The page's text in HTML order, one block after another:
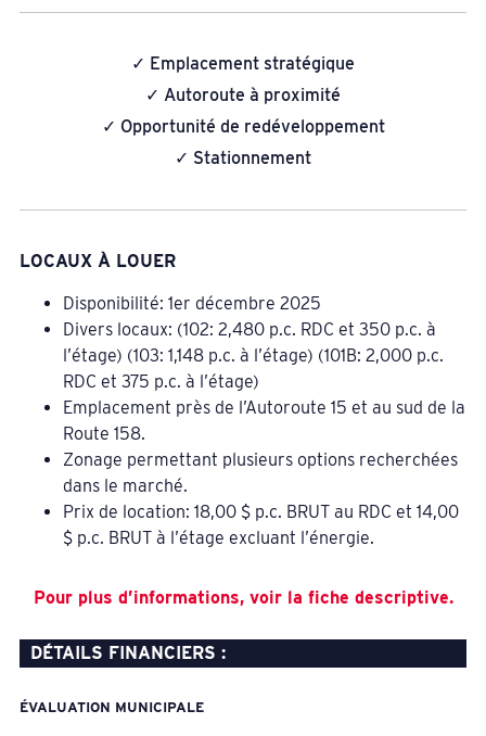
✓ Emplacement stratégique
✓ Autoroute à proximité
✓ Opportunité de redéveloppement
✓ Stationnement
LOCAUX À LOUER
Disponibilité: 1er décembre 2025
Divers locaux: (102: 2,480 p.c. RDC et 350 p.c. à
l’étage) (103: 1,148 p.c. à l’étage) (101B: 2,000 p.c.
RDC et 375 p.c. à l’étage)
Emplacement près de l’Autoroute 15 et au sud de la
Route 158.
Zonage permettant plusieurs options recherchées
dans le marché.
Prix de location: 18,00 $ p.c. BRUT au RDC et 14,00
$ p.c. BRUT à l’étage excluant l’énergie.
Pour plus d’informations, voir la fiche descriptive.
DÉTAILS FINANCIERS :
ÉVALUATION MUNICIPALE